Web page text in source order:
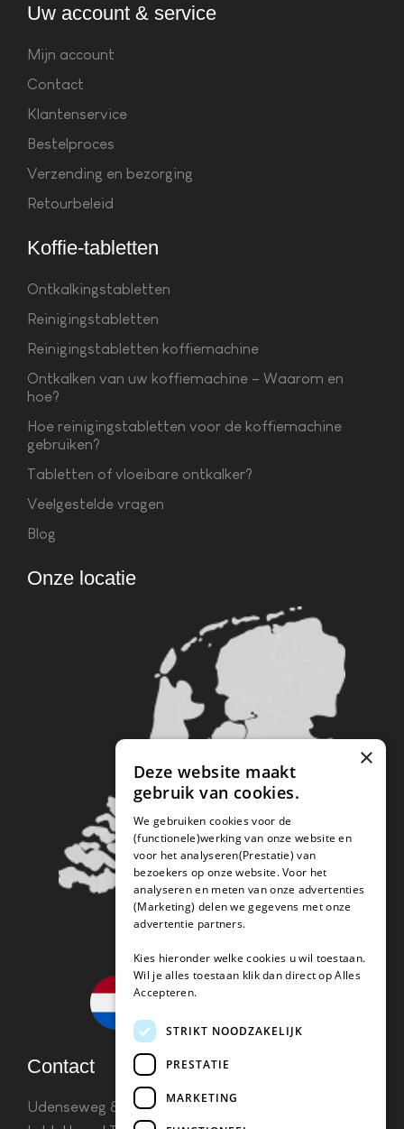
Uw account & service
Mijn account
Contact
Klantenservice
Bestelproces
Verzending en bezorging
Retourbeleid
Koffie-tabletten
Ontkalkingstabletten
Reinigingstabletten
Reinigingstabletten koffiemachine
Ontkalken van uw koffiemachine – Waarom en
hoe?
Hoe reinigingstabletten voor de koffiemachine
gebruiken?
Tabletten of vloeibare ontkalker?
Veelgestelde vragen
Blog
Onze locatie
Contact
Udenseweg 8B 5405 PA Udeninfo(@)koffie-
×
Deze website maakt
gebruik van cookies.
We gebruiken cookies voor de
(functionele)werking van onze website en
voor het analyseren(Prestatie) van
bezoekers op onze website. Voor het
analyseren en meten van onze advertenties
(Marketing) delen we gegevens met onze
advertentie partners.
Kies hieronder welke cookies u wil toestaan.
Wil je alles toestaan klik dan direct op Alles
Accepteren.
STRIKT NOODZAKELIJK
PRESTATIE
MARKETING